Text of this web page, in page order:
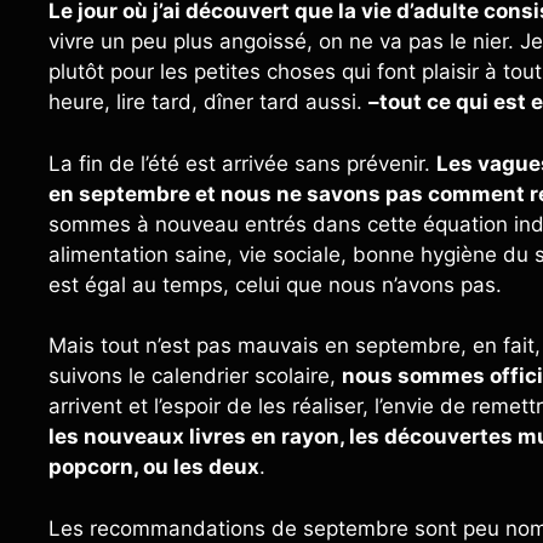
Le jour où j’ai découvert que la vie d’adulte
vivre un peu plus angoissé, on ne va pas le nier.
plutôt pour les petites choses qui font plaisir à
heure, lire tard, dîner tard aussi. –tout ce qui est
La fin de l’été est arrivée sans prévenir. Les
en septembre et nous ne savons pas comment
sommes à nouveau entrés dans cette équation
alimentation saine, vie sociale, bonne hygiène
est égal au temps, celui que nous n’avons pas.
Mais tout n’est pas mauvais en septembre, en
suivons le calendrier scolaire, nous sommes
arrivent et l’espoir de les réaliser, l’envie de
les nouveaux livres en rayon, les découvertes
popcorn, ou les deux.
Les recommandations de septembre sont peu